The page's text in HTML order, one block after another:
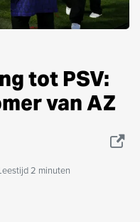
tot PSV:
van AZ
2 minuten